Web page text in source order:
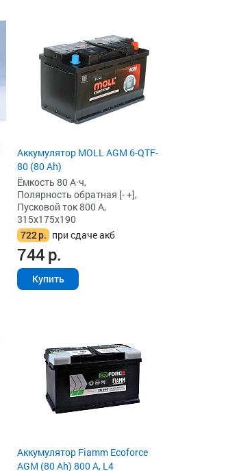
Аккумулятор MOLL AGM 6-QTF-
80 (80 Ah)
Ёмкость 80 А·ч,
Полярность обратная [- +],
Пусковой ток 800 А,
315x175x190
722р. при сдаче акб
744р.
Купить
Аккумулятор Fiamm Ecoforce
AGM (80 Ah) 800 А, L4